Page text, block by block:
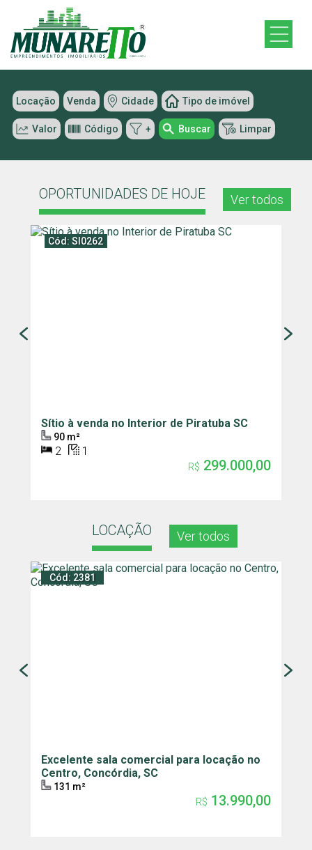
Locação Venda Cidade Tipo de imóvel
Valor Código + Buscar Limpar
OPORTUNIDADES DE HOJE Ver todos
Cód: SI0262
Sítio à venda no Interior de Piratuba SC
90 m²
2 1
R$299.000,00
LOCAÇÃO Ver todos
Cód: 2381
Excelente sala comercial para locação no
Centro, Concórdia, SC
131 m²
R$ 13.990,00